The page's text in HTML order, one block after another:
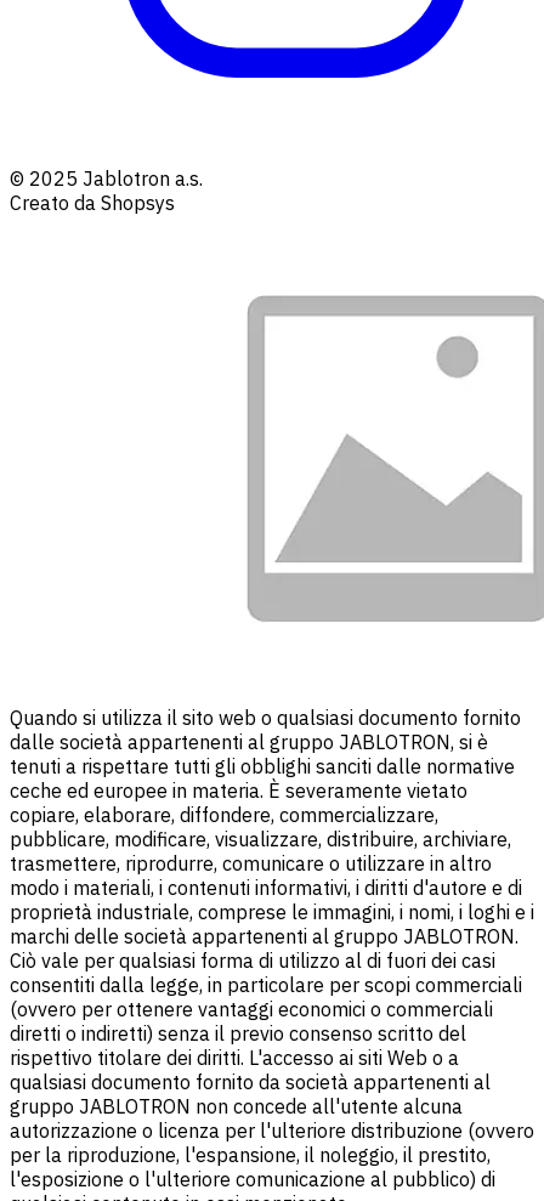
© 2025 Jablotron a.s.
Creato da Shopsys
Quando si utilizza il sito web o qualsiasi documento fornito
dalle società appartenenti al gruppo JABLOTRON, si è
tenuti a rispettare tutti gli obblighi sanciti dalle normative
ceche ed europee in materia. È severamente vietato
copiare, elaborare, diffondere, commercializzare,
pubblicare, modificare, visualizzare, distribuire, archiviare,
trasmettere, riprodurre, comunicare o utilizzare in altro
modo i materiali, i contenuti informativi, i diritti d'autore e di
proprietà industriale, comprese le immagini, i nomi, i loghi e i
marchi delle società appartenenti al gruppo JABLOTRON.
Ciò vale per qualsiasi forma di utilizzo al di fuori dei casi
consentiti dalla legge, in particolare per scopi commerciali
(ovvero per ottenere vantaggi economici o commerciali
diretti o indiretti) senza il previo consenso scritto del
rispettivo titolare dei diritti. L'accesso ai siti Web o a
qualsiasi documento fornito da società appartenenti al
gruppo JABLOTRON non concede all'utente alcuna
autorizzazione o licenza per l'ulteriore distribuzione (ovvero
per la riproduzione, l'espansione, il noleggio, il prestito,
l'esposizione o l'ulteriore comunicazione al pubblico) di